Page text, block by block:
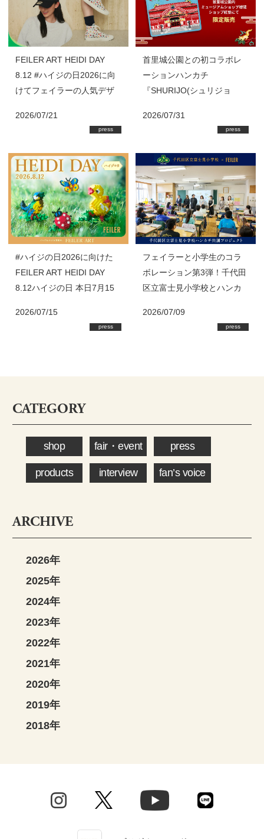
FEILER ART HEIDI DAY
8.12 #ハイジの日2026に向
けてフェイラーの人気デザ
月新作商品が登場！
2026/07/21
press
首里城公園との初コラボレ
ーションハンカチ
『SHURIJO(シュリジョ
ージアムショップ球陽」・
ショップ「紅型」にて限定
販売 フェイラーではハン
カチの売上の一部を首里城
基金に寄付
2026/07/31
press
#ハイジの日2026に向けた
FEILER ART HEIDI DAY
8.12ハイジの日 本日7月15
2026/07/15
press
フェイラーと小学生のコラ
ボレーション第3弾！千代田
区立富士見小学校とハンカ
2026/07/09
press
CATEGORY
shop fair・event press
products interview fan’s voice
ARCHIVE
2026年
2025年
2024年
2023年
2022年
2021年
2020年
2019年
2018年